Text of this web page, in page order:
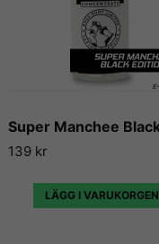
139 kr
LÄGG I VARUKORGEN